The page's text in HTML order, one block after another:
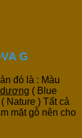
G
đó là : Màu
( Blue
( Nature ) Tất cả
mặt gỗ nên cho